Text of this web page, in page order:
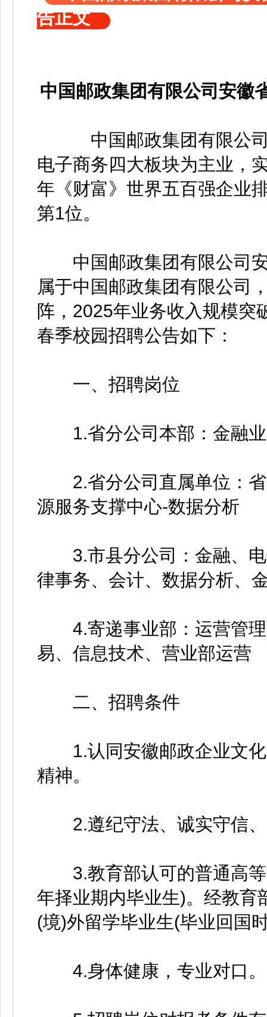
告正文
中国邮政集团有限公司安徽
中国邮政集团有限公司
电子商务四大板块为主业，
年《财富》世界五百强企业
第1位。
中国邮政集团有限公司安
属于中国邮政集团有限公司
阵，2025年业务收入规模突
春季校园招聘公告如下：
一、招聘岗位
1.省分公司本部：金融业
2.省分公司直属单位：省
源服务支撑中心-数据分析
3.市县分公司：金融、电
律事务、会计、数据分析、
4.寄递事业部：运营管理
易、信息技术、营业部运营
二、招聘条件
1.认同安徽邮政企业文化
精神。
2.遵纪守法、诚实守信、
3.教育部认可的普通高等
年择业期内毕业生)。经教育
(境)外留学毕业生(毕业回国
4.身体健康，专业对口。